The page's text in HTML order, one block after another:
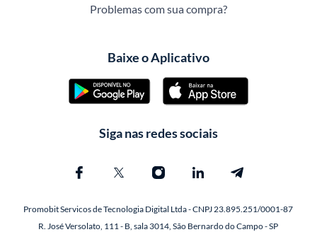
Problemas com sua compra?
Baixe o Aplicativo
Siga nas redes sociais
Promobit Servicos de Tecnologia Digital Ltda - CNPJ 23.895.251/0001-87
R. José Versolato, 111 - B, sala 3014, São Bernardo do Campo - SP